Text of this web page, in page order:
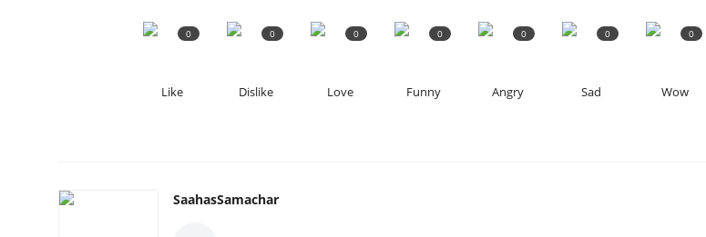
Like
0
Dislike
0
Love
0
Funny
0
Angry
0
Sad
0
Wow
0
SaahasSamachar